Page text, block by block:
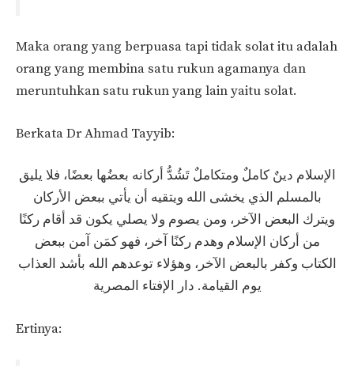
Maka orang yang berpuasa tapi tidak solat itu adalah
orang yang membina satu rukun agamanya dan
meruntuhkan satu rukun yang lain yaitu solat.
Berkata Dr Ahmad Tayyib:
الإسلام دينٌ كاملٌ ومتكاملٌ تَشُدُّ أركانه بعضُها بعضًا، فلا يليق
بالمسلم الذي يخشى الله ويتقيه أن يأتي ببعض الأركان
ويترك البعض الآخر، ومن يصوم ولا يصلي يكون قد أقام ركنًا
من أركان الإسلام وهدم ركنًا آخر، فهو كمَن آمن ببعض
الكتاب وكفر بالبعض الآخر، وهؤلاء توعدهم الله بأشد العذاب
يوم القيامة. دار الإفتاء المصرية
Ertinya: